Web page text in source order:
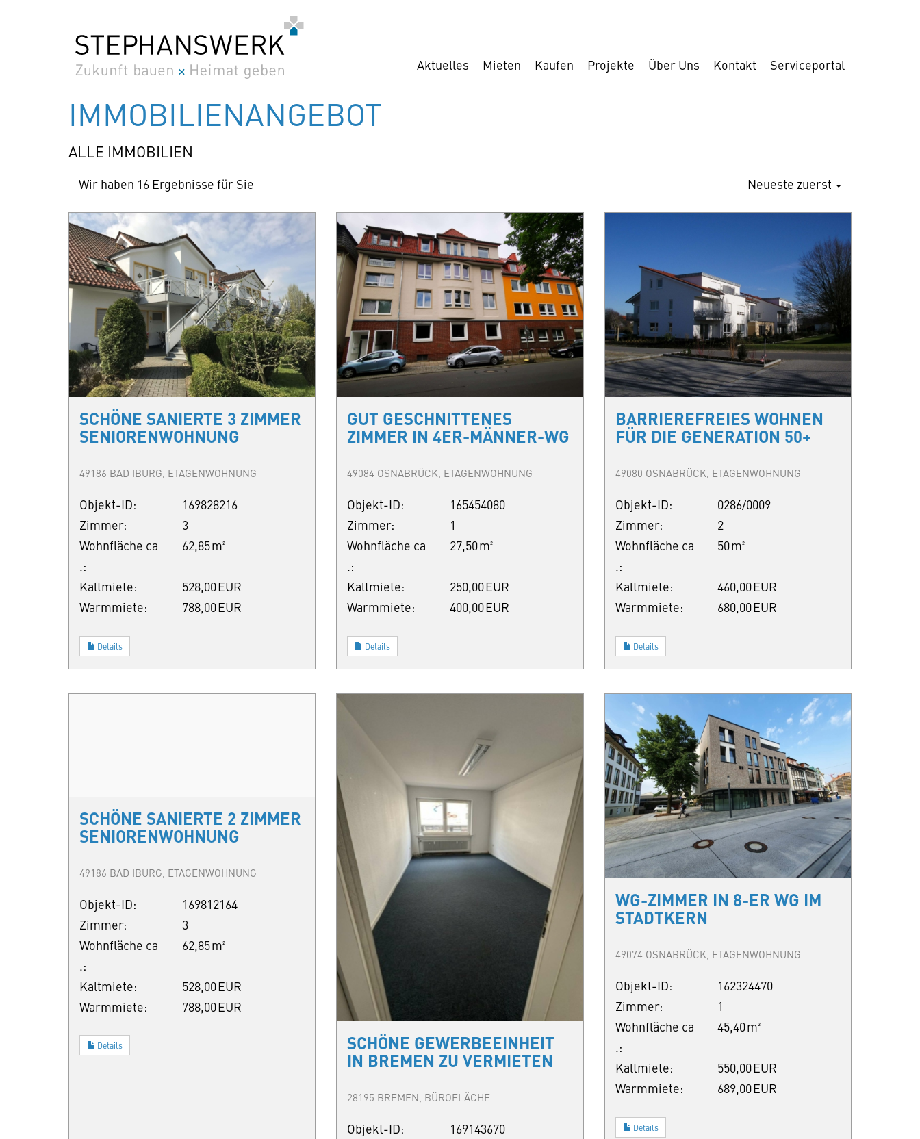
Aktuelles
Mieten Kaufen Projekte Über Uns Kontakt Serviceportal
IMMOBILIEN­ANGEBOT
ALLE IMMOBILIEN
Wir haben 16 Ergebnisse für Sie Neueste zuerst
SCHÖNE SANIERTE 3 ZIMMER
SENIORENWOHNUNG
49186 BAD IBURG, ETAGENWOHNUNG
Objekt-ID:
169828216
Zimmer:
3
Wohnfläche ca
.:
62,85 m²
Kaltmiete:
528,00 EUR
Warmmiete:
788,00 EUR
Details
GUT GESCHNITTENES
ZIMMER IN 4ER-MÄNNER-WG
49084 OSNABRÜCK, ETAGENWOHNUNG
Objekt-ID:
165454080
Zimmer:
1
Wohnfläche ca
.:
27,50 m²
Kaltmiete:
250,00 EUR
Warmmiete:
400,00 EUR
Details
BARRIEREFREIES WOHNEN
FÜR DIE GENERATION 50+
49080 OSNABRÜCK, ETAGENWOHNUNG
Objekt-ID:
0286/0009
Zimmer:
2
Wohnfläche ca
.:
50 m²
Kaltmiete:
460,00 EUR
Warmmiete:
680,00 EUR
Details
SCHÖNE SANIERTE 2 ZIMMER
SENIORENWOHNUNG
49186 BAD IBURG, ETAGENWOHNUNG
Objekt-ID:
169812164
Zimmer:
3
Wohnfläche ca
.:
62,85 m²
Kaltmiete:
528,00 EUR
Warmmiete:
788,00 EUR
Details SCHÖNE GEWERBEEINHEIT
IN BREMEN ZU VERMIETEN
28195 BREMEN, BÜROFLÄCHE
Objekt-ID:
169143670
WG-ZIMMER IN 8-ER WG IM
STADTKERN
49074 OSNABRÜCK, ETAGENWOHNUNG
Objekt-ID:
162324470
Zimmer:
1
Wohnfläche ca
.:
45,40 m²
Kaltmiete:
550,00 EUR
Warmmiete:
689,00 EUR
Details